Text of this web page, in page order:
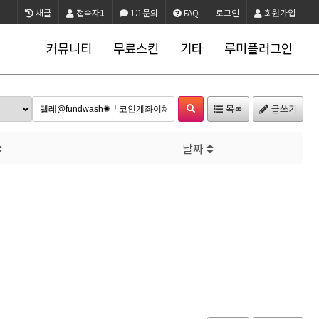
회원가입
로그인
FAQ
1:1문의
접속자1
새글
커뮤니티 무료스킨 기타 루미플러그인
목록 글쓰기
날짜